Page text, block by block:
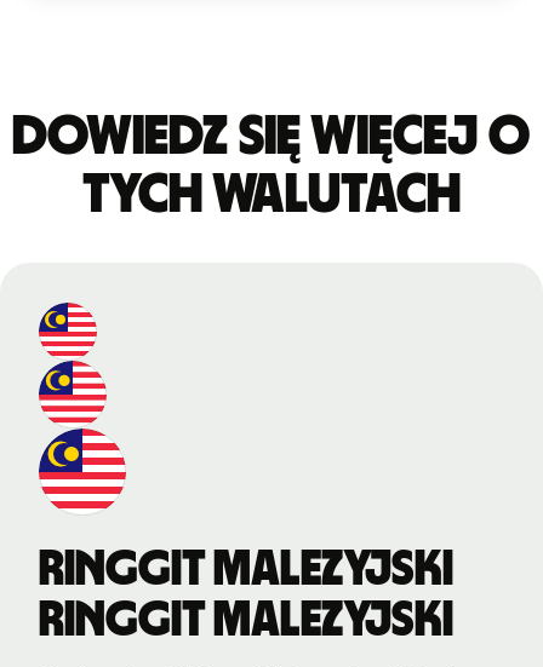
Dowiedz się więcej o
tych walutach
Ringgit malezyjski
Ringgit malezyjski